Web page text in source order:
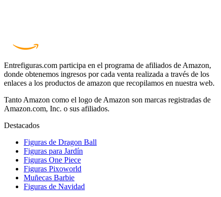
Entrefiguras.com participa en el programa de afiliados de Amazon,
donde obtenemos ingresos por cada venta realizada a través de los
enlaces a los productos de amazon que recopilamos en nuestra web.
Tanto Amazon como el logo de Amazon son marcas registradas de
Amazon.com, Inc. o sus afiliados.
Destacados
Figuras de Dragon Ball
Figuras para Jardín
Figuras One Piece
Figuras Pixoworld
Muñecas Barbie
Figuras de Navidad